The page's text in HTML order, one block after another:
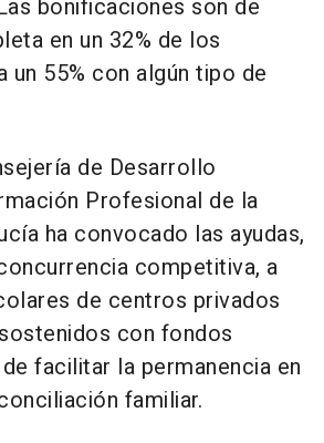
bonificaciones son de
en un 32% de los
un 55% con algún tipo de
de Desarrollo
Profesional de la
ha convocado las ayudas,
competitiva, a
de centros privados
con fondos
facilitar la permanencia en
familiar.